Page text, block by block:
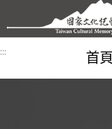
跳到主要內容區塊
::: 首頁